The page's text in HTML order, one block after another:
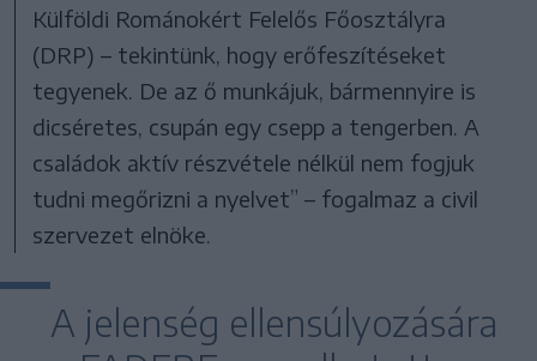
Külföldi Románokért Felelős Főosztályra
(DRP) – tekintünk, hogy erőfeszítéseket
tegyenek. De az ő munkájuk, bármennyire is
dicséretes, csupán egy csepp a tengerben. A
családok aktív részvétele nélkül nem fogjuk
tudni megőrizni a nyelvet” – fogalmaz a civil
szervezet elnöke.
A jelenség ellensúlyozására